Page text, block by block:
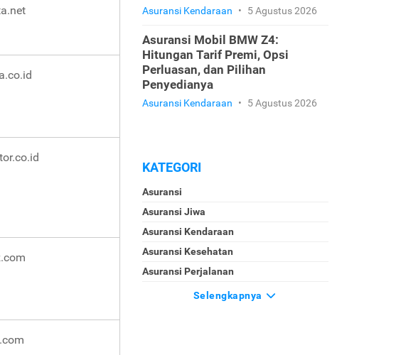
Asuransi Kendaraan • 5 Agustus 2026
Asuransi Mobil BMW Z4:
Hitungan Tarif Premi, Opsi
Perluasan, dan Pilihan
Penyedianya
Asuransi Kendaraan • 5 Agustus 2026
KATEGORI
Asuransi
Asuransi Jiwa
Asuransi Kendaraan
Asuransi Kesehatan
Asuransi Perjalanan
Selengkapnya